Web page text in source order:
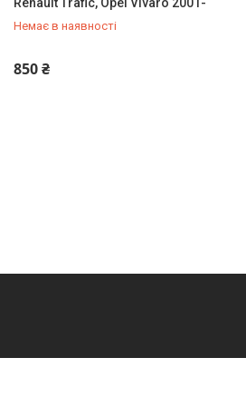
Немає в наявності
850 ₴
+380 (95) 487-34-43